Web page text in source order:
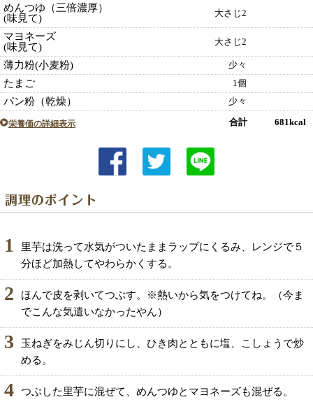
めんつゆ（三倍濃厚）
(味見て)
大さじ2
マヨネーズ
(味見て)
大さじ2
薄力粉(小麦粉) 少々
たまご 1個
パン粉（乾燥） 少々
栄養価の詳細表示 合計 681kcal
1
里芋は洗って水気がついたままラップにくるみ、レンジで５
分ほど加熱してやわらかくする。
2
ほんで皮を剥いてつぶす。※熱いから気をつけてね。（今ま
でこんな気遣いなかったやん）
3
玉ねぎをみじん切りにし、ひき肉とともに塩、こしょうで炒
める。
4 つぶした里芋に混ぜて、めんつゆとマヨネーズも混ぜる。